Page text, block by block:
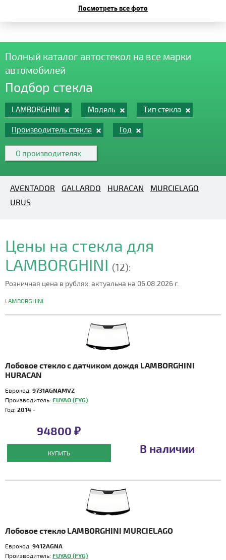
Посмотреть все фото
Полный каталог автостекол на все марки
автомобилей
Подбор стекла
LAMBORGHINI Модель Тип стекла
Производитель стекла Год
О производителях
AVENTADOR GALLARDO HURACAN
MURCIELAGO
URUS
Цены на стекла для
LAMBORGHINI (12):
Розничная цена в рублях, актуальна на 06.08.2026 г.
LAMBORGHINI
Лобовое стекло с датчиком дождя LAMBORGHINI
HURACAN
Еврокод: 9731AGNAMVZ
Производитель: FUYAO (FYG)
Год: 2014 -
94800 ₽
КУПИТЬ В наличии
Лобовое стекло LAMBORGHINI MURCIELAGO
Еврокод: 9412AGNA
Производитель: FUYAO (FYG)